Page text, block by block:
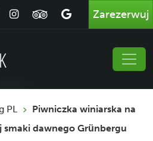
Zarezerwuj
PL
Piwniczka winiarska na
smaki dawnego Grünbergu